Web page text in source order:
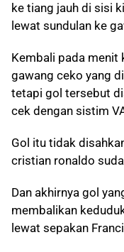
ke tiang jauh di sisi
lewat sundulan ke
Kembali pada menit
gawang ceko yang
tetapi gol tersebut
cek dengan sistim
Gol itu tidak
cristian ronaldo
Dan akhirnya gol
membalikan
lewat sepakan